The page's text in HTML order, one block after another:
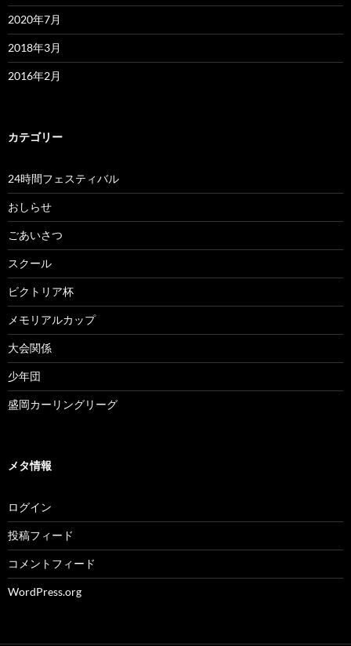
2020年7月
2018年3月
2016年2月
カテゴリー
24時間フェスティバル
おしらせ
ごあいさつ
スクール
ビクトリア杯
メモリアルカップ
大会関係
少年団
盛岡カーリングリーグ
メタ情報
ログイン
投稿フィード
コメントフィード
WordPress.org